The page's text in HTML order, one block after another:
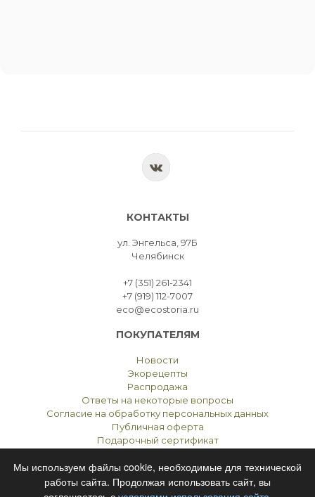
КОНТАКТЫ
ул. Энгельса, 97Б
Челябинск
+7 (351) 261-2341
+7 (919) 112-7007
eco@ecostoria.ru
ПОКУПАТЕЛЯМ
Новости
Экорецепты
Распродажа
Ответы на некоторые вопросы
Согласие на обработку персональных данных
Публичная оферта
Подарочный сертификат
Мы используем файлы cookie, необходимые для технической
работы сайта. Продолжая использовать сайт, вы